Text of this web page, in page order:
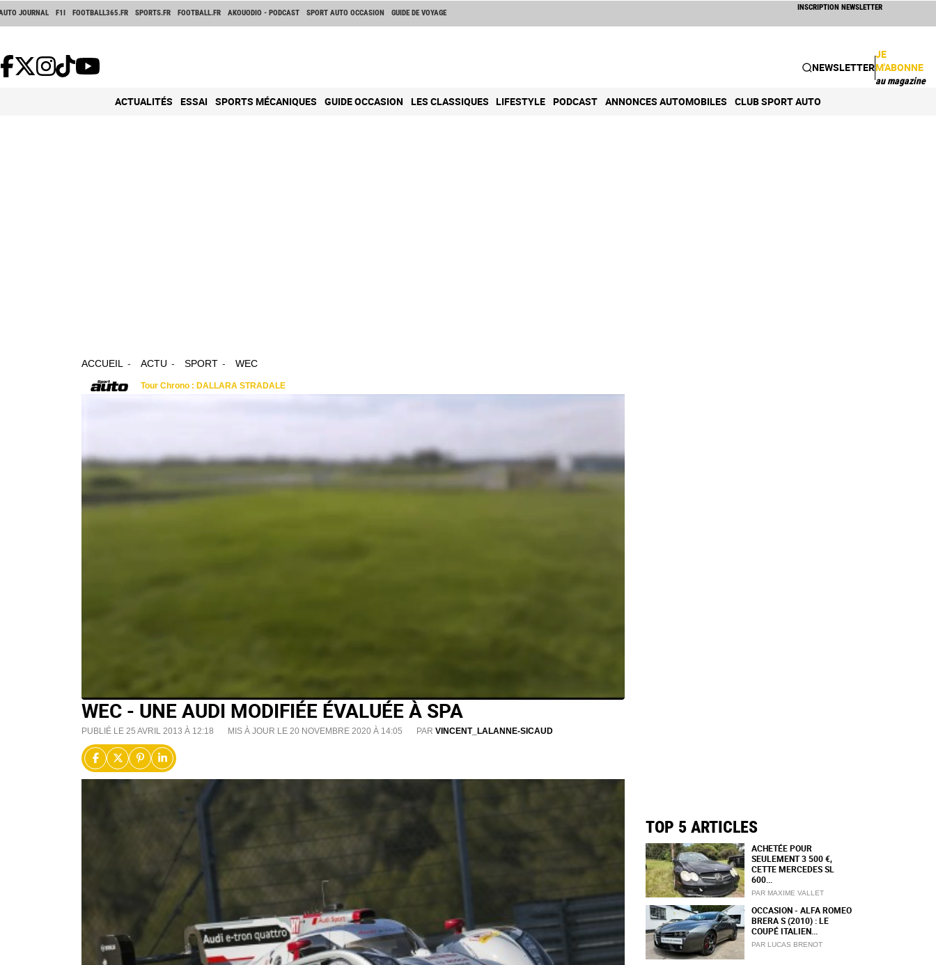
JOURNAL F1I FOOTBALL365.FR SPORTS.FR FOOTBALL.FR AKOUODIO - PODCAST SPORT AUTO OCCASION GUIDE DE VOYAGE
INSCRIPTION NEWSLETTER
NEWSLETTER
JE
M'ABONNE
au magazine
ACTUALITÉS ESSAI SPORTS MÉCANIQUES GUIDE OCCASION LES CLASSIQUES LIFESTYLE PODCAST ANNONCES AUTOMOBILES CLUB SPORT AUTO
ACCUEIL ACTU SPORT WEC
WEC - UNE AUDI MODIFIÉE ÉVALUÉE À SPA
PUBLIÉ LE 25 AVRIL 2013 À 12:18 MIS À JOUR LE 20 NOVEMBRE 2020 À 14:05 PAR VINCENT_LALANNE-SICAUD
TOP 5 ARTICLES
ACHETÉE POUR
SEULEMENT 3 500 €,
CETTE MERCEDES SL
600...
PAR MAXIME VALLET
OCCASION - ALFA ROMEO
BRERA S (2010) : LE
COUPÉ ITALIEN...
PAR LUCAS BRENOT